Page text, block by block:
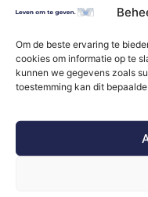
Om de beste ervaring te
cookies om informatie op te
kunnen we gegevens zoals
toestemming kan dit
Mocht je er niet
Contact
LinkedIn